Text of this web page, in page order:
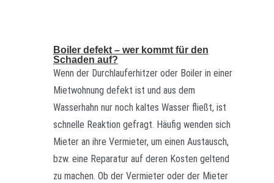
Boiler defekt – wer kommt für den
Schaden auf?
Wenn der Durchlauferhitzer oder Boiler in einer
Mietwohnung defekt ist und aus dem
Wasserhahn nur noch kaltes Wasser fließt, ist
schnelle Reaktion gefragt. Häufig wenden sich
Mieter an ihre Vermieter, um einen Austausch,
bzw. eine Reparatur auf deren Kosten geltend
zu machen. Ob der Vermieter oder der Mieter